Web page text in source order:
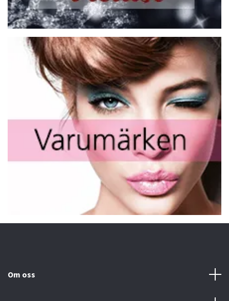
Om oss